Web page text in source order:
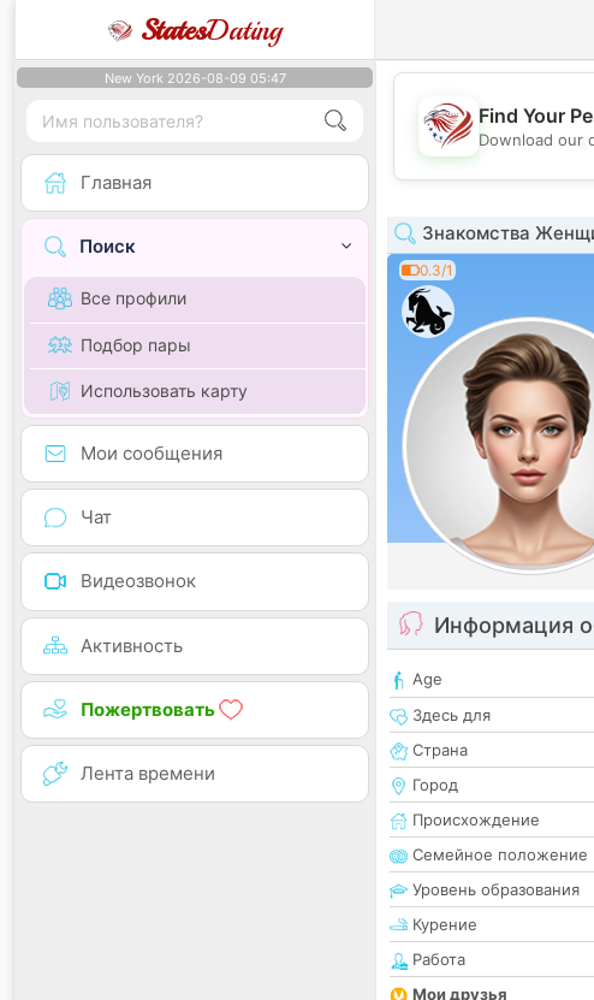
StatesDating
New York 2026-08-09 05:47
Главная
Поиск
Все профили
Подбор пары
Использовать карту
Мои сообщения
Чат
Видеозвонок
Активность
Пожертвовать
Лента времени
💖
Find Your
Download our
Знакомства
0.3/1
Информация
Age
Здесь для
Страна
Город
Происхождение
Семейное положение
Уровень образования
Курение
Работа
Мои друзья